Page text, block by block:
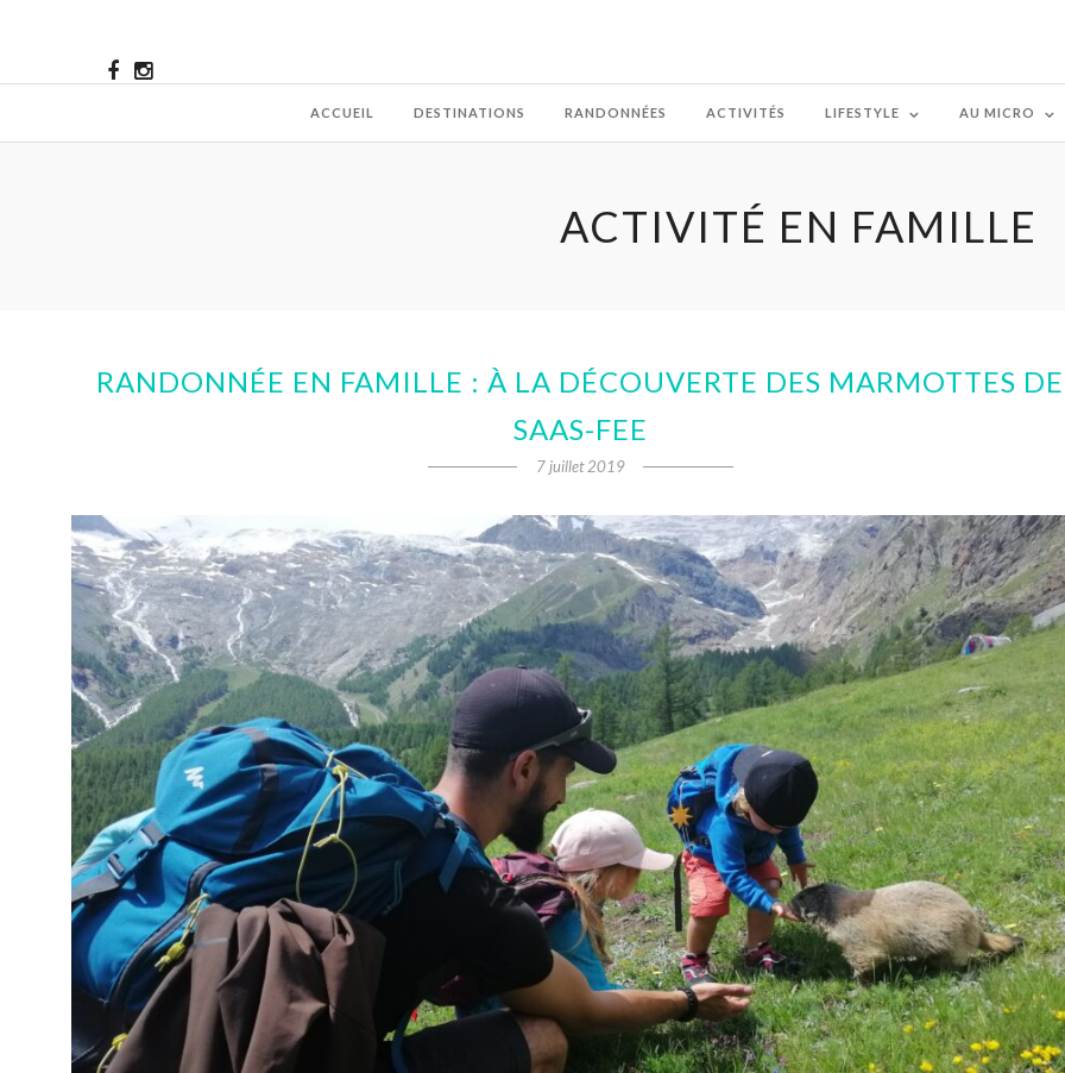
ACCUEIL DESTINATIONS RANDONNÉES ACTIVITÉS LIFESTYLE AU MICRO
ACTIVITÉ EN FAMILLE
RANDONNÉE EN FAMILLE : À LA DÉCOUVERTE DES MARMOTTES DE
SAAS-FEE
7 juillet 2019